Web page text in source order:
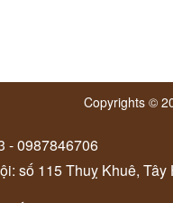
Copyrights ©
- 0987846706
số 115 Thuỵ Khuê, Tây